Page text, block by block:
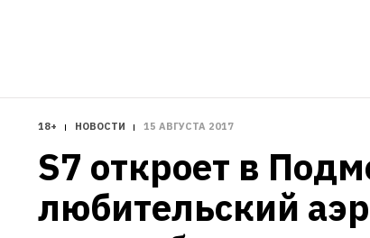
18+ НОВОСТИ 15 АВГУСТА 2017
S7 откроет в
любительский